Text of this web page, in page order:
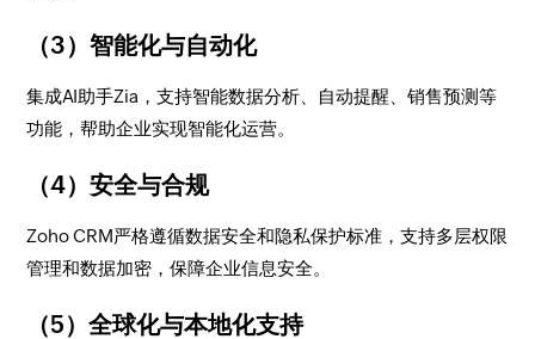
（3）智能化与自动化
集成AI助手Zia，支持智能数据分析、自动提醒、销售预测等
功能，帮助企业实现智能化运营。
（4）安全与合规
Zoho CRM严格遵循数据安全和隐私保护标准，支持多层权限
管理和数据加密，保障企业信息安全。
（5）全球化与本地化支持